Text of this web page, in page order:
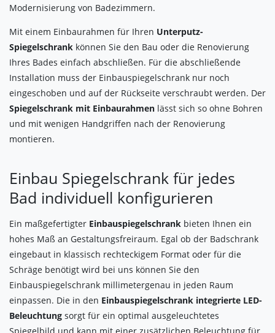
Modernisierung von Badezimmern.
Mit einem Einbaurahmen für Ihren Unterputz-
Spiegelschrank können Sie den Bau oder die Renovierung
Ihres Bades einfach abschließen. Für die abschließende
Installation muss der Einbauspiegelschrank nur noch
eingeschoben und auf der Rückseite verschraubt werden. Der
Spiegelschrank mit Einbaurahmen lässt sich so ohne Bohren
und mit wenigen Handgriffen nach der Renovierung
montieren.
Einbau Spiegelschrank für jedes
Bad individuell konfigurieren
Ein maßgefertigter Einbauspiegelschrank bieten Ihnen ein
hohes Maß an Gestaltungsfreiraum. Egal ob der Badschrank
eingebaut in klassisch rechteckigem Format oder für die
Schräge benötigt wird bei uns können Sie den
Einbauspiegelschrank millimetergenau in jeden Raum
einpassen. Die in den Einbauspiegelschrank integrierte LED-
Beleuchtung sorgt für ein optimal ausgeleuchtetes